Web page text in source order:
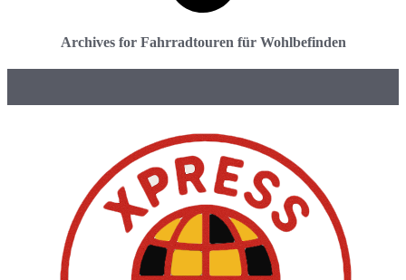
Archives for Fahrradtouren für Wohlbefinden